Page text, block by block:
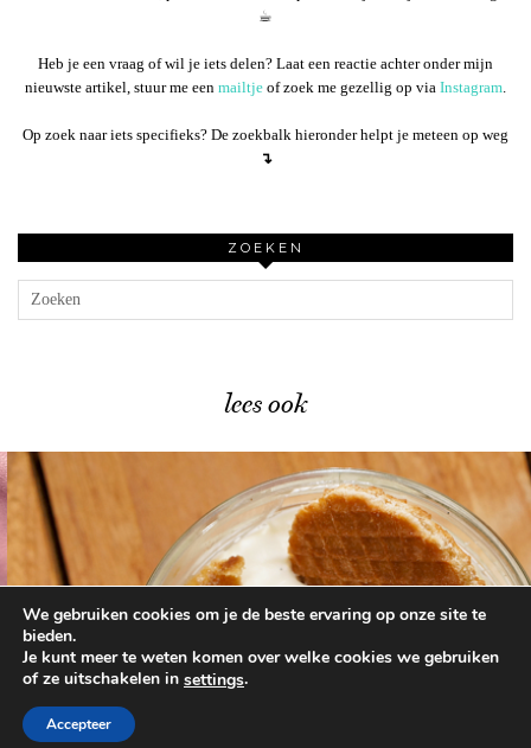
☕︎
Heb je een vraag of wil je iets delen? Laat een reactie achter onder mijn
nieuwste artikel, stuur me een mailtje of zoek me gezellig op via Instagram.
Op zoek naar iets specifieks? De zoekbalk hieronder helpt je meteen op weg
↴
ZOEKEN
lees ook
Heerlijk herfsttoetje met stroopwafels …
We gebruiken cookies om je de beste ervaring op onze site te
bieden.
Je kunt meer te weten komen over welke cookies we gebruiken
of ze uitschakelen in settings.
Accepteer